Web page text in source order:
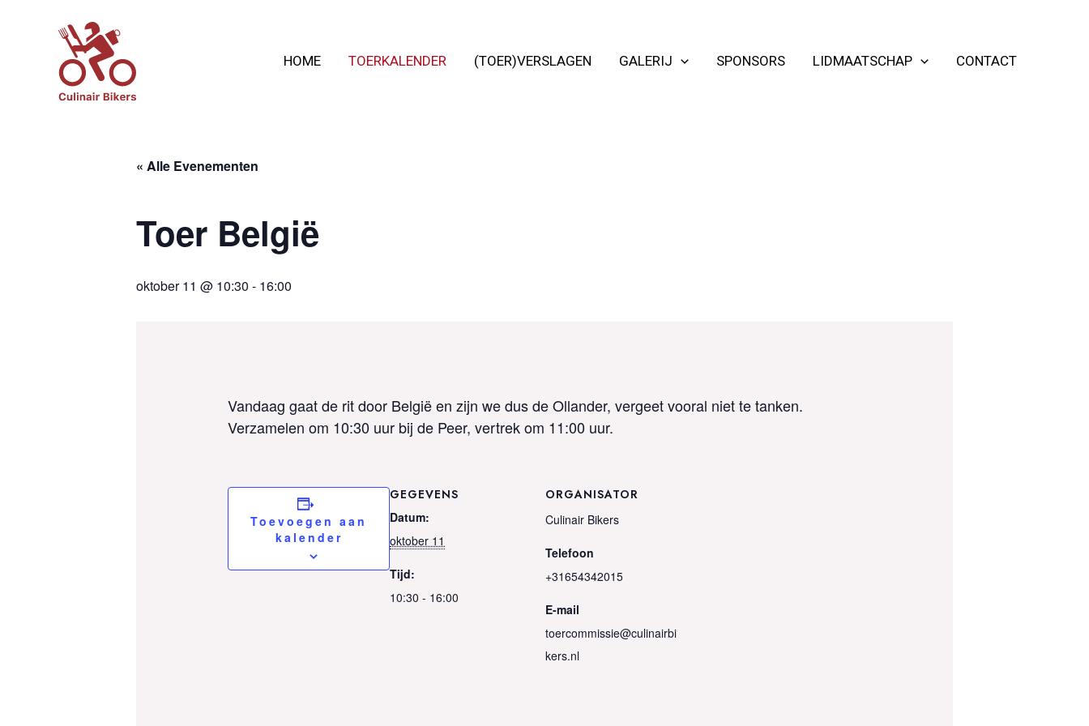
HOME TOERKALENDER (TOER)VERSLAGEN GALERIJ SPONSORS LIDMAATSCHAP CONTACT
« Alle Evenementen
Toer België
oktober 11 @ 10:30 - 16:00
Vandaag gaat de rit door België en zijn we dus de Ollander, vergeet vooral niet te tanken.
Verzamelen om 10:30 uur bij de Peer, vertrek om 11:00 uur.
Toevoegen aan
kalender
GEGEVENS
Datum:
oktober 11
Tijd:
10:30 - 16:00
ORGANISATOR
Culinair Bikers
Telefoon
+31654342015
E-mail
toercommissie@culinairbi
kers.nl